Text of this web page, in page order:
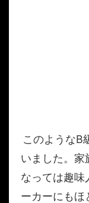
このようなB
いました。家
なっては趣味
ーカーにもほ